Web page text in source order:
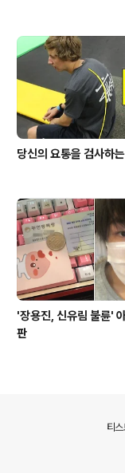
당신의 요통을 검사하
'장용진, 신유림 불륜'
판
티스